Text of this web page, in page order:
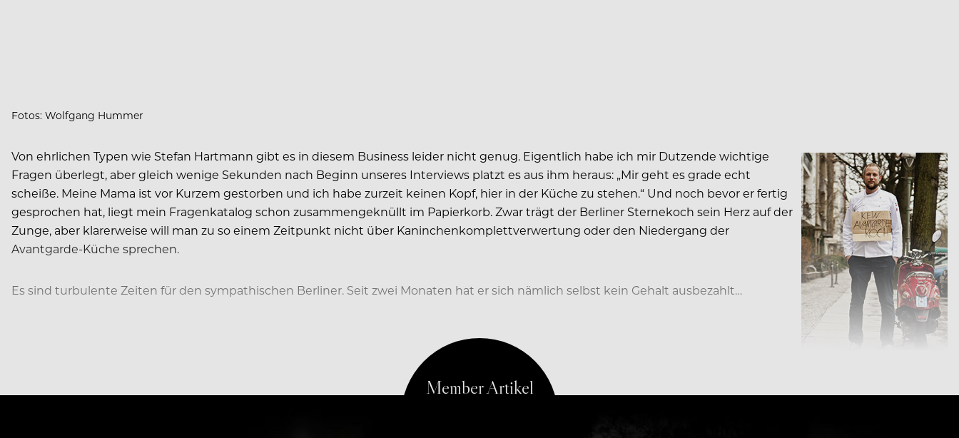
Fotos: Wolfgang Hummer
Von ehrlichen Typen wie Stefan Hartmann gibt es in diesem Business leider nicht genug. Eigentlich habe ich mir Dutzende wichtige
Fragen überlegt, aber gleich wenige Sekunden nach Beginn unseres Interviews platzt es aus ihm heraus: „Mir geht es grade echt
scheiße. Meine Mama ist vor Kurzem gestorben und ich habe zurzeit keinen Kopf, hier in der Küche zu stehen.“ Und noch bevor er fertig
gesprochen hat, liegt mein Fragenkatalog schon zusammengeknüllt im Papierkorb. Zwar trägt der Berliner Sternekoch sein Herz auf der
Zunge, aber klarerweise will man zu so einem Zeitpunkt nicht über Kaninchenkomplettverwertung oder den Niedergang der
Avantgarde-Küche sprechen.
Es sind turbulente Zeiten für den sympathischen Berliner. Seit zwei Monaten hat er sich nämlich selbst kein Gehalt ausbezahlt…